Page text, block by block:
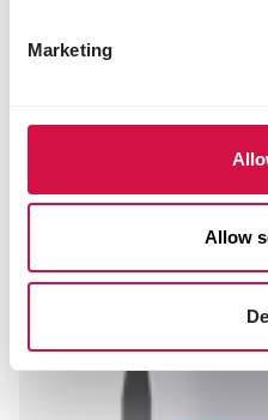
Marketing
Allow
FISHLIX